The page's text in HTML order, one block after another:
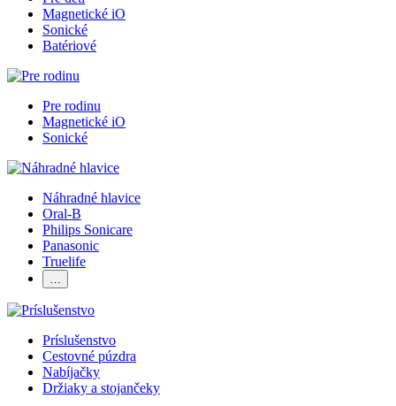
Magnetické iO
Sonické
Batériové
Pre rodinu
Magnetické iO
Sonické
Náhradné hlavice
Oral-B
Philips Sonicare
Panasonic
Truelife
…
Príslušenstvo
Cestovné púzdra
Nabíjačky
Držiaky a stojančeky